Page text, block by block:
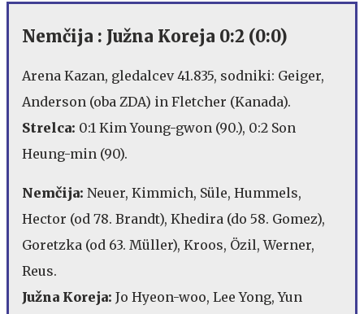
Nemčija : Južna Koreja 0:2 (0:0)
Arena Kazan, gledalcev 41.835, sodniki: Geiger,
Anderson (oba ZDA) in Fletcher (Kanada).
Strelca: 0:1 Kim Young-gwon (90.), 0:2 Son
Heung-min (90).
Nemčija: Neuer, Kimmich, Süle, Hummels,
Hector (od 78. Brandt), Khedira (do 58. Gomez),
Goretzka (od 63. Müller), Kroos, Özil, Werner,
Reus.
Južna Koreja: Jo Hyeon-woo, Lee Yong, Yun